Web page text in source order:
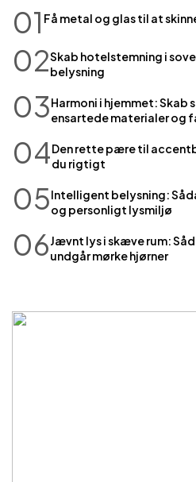
01 Få metal og glas til at
02Skab hotelstemning i
belysning
03Harmoni i hjemmet: Skab
ensartede materialer og
04Den rette pære til
du rigtigt
05Intelligent belysning:
og personligt lysmiljø
06Jævnt lys i skæve rum:
undgår mørke hjørner